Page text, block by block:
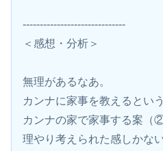
------------------------------
＜感想・分析＞
無理があるなあ。
カンナに家事を教えるとい
カンナの家で家事する案（
理やり考えられた感しかない